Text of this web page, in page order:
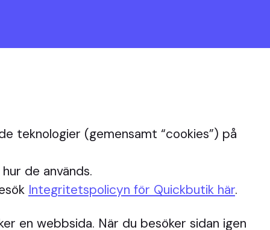
teknologier (gemensamt “cookies”) på
de används.
Integritetspolicyn för Quickbutik här.
en webbsida. När du besöker sidan igen